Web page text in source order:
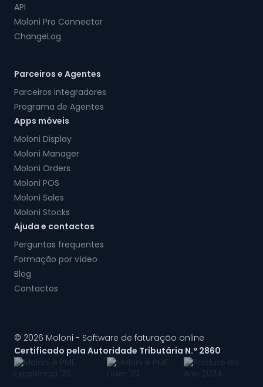
API
Moloni Pro Connector
ChangeLog
Parceiros e Agentes
Parceiros integradores
Programa de Agentes
Apps móveis
Moloni Display
Moloni Manager
Moloni Orders
Moloni POS
Moloni Sales
Moloni Stocks
Ajuda e contactos
Perguntas frequentes
Formação por vídeo
Blog
Contactos
© 2026 Moloni - Software de faturação online
Certificado pela Autoridade Tributária N.º 2860